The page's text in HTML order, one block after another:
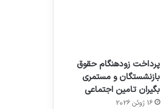
پرداخت زودهنگام حقوق
بازنشستگان و مستمری
بگیران تامین اجتماعی
16 ژوئن 2026
های 2023